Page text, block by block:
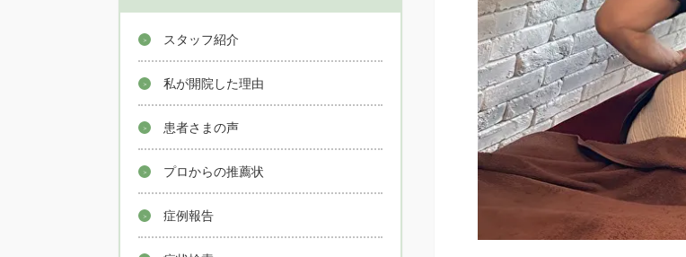
スタッフ紹介
私が開院した理由
患者さまの声
プロからの推薦状
症例報告